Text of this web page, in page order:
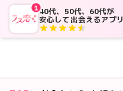
140代、50代、60代が
安心して出会えるアプリ